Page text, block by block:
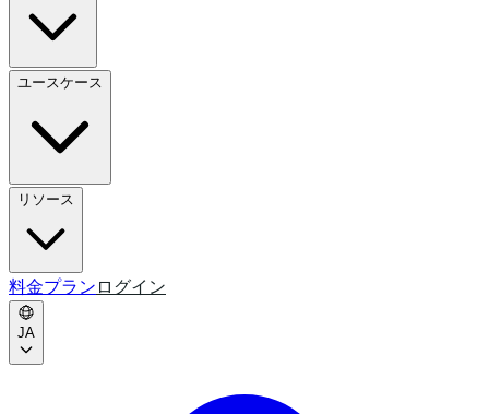
ユースケース
リソース
料金プラン ログイン
JA